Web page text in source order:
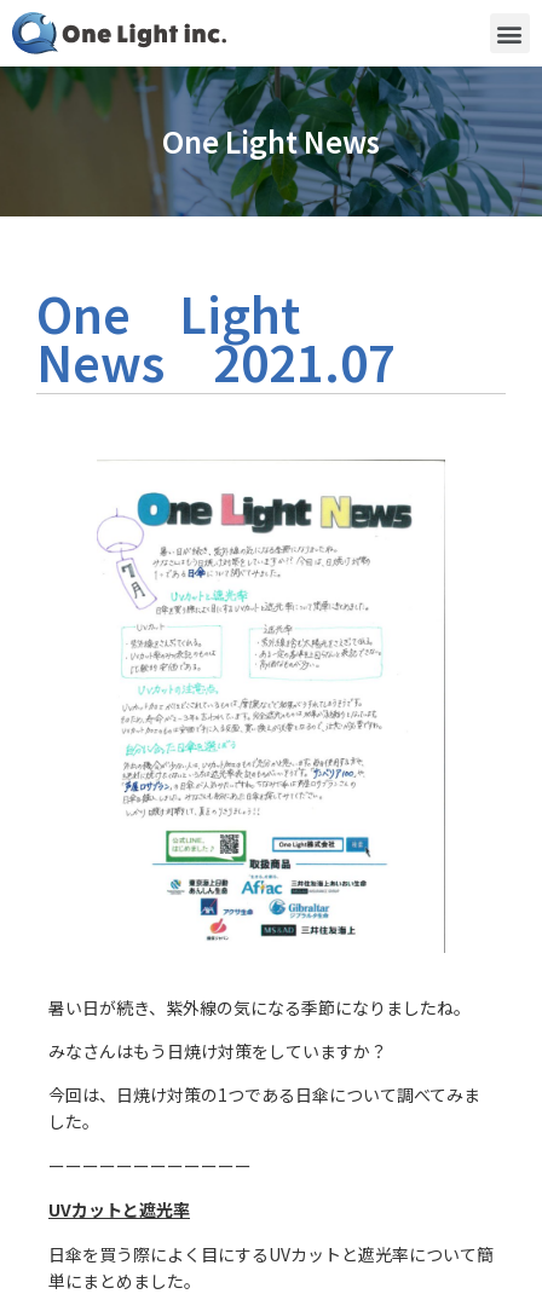
One Light News
One Light
News 2021.07
暑い日が続き、紫外線の気になる季節になりましたね。
みなさんはもう日焼け対策をしていますか？
今回は、日焼け対策の1つである日傘について調べてみま
した。
ーーーーーーーーーーーー
UVカットと遮光率
日傘を買う際によく目にするUVカットと遮光率について簡
単にまとめました。